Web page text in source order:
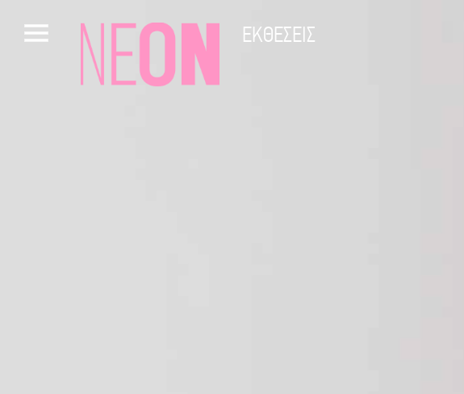
ΕΚΘΕΣΕΙΣ